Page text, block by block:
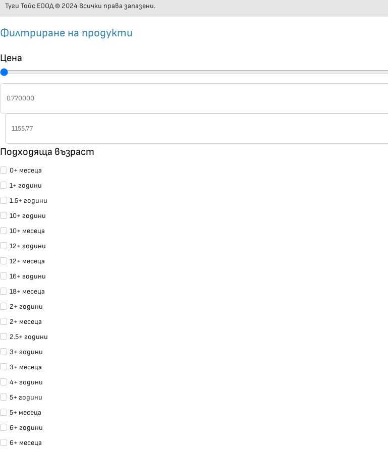
Туги Тойс ЕООД © 2024 Всички права запазени.
Филтриране на продукти
Цена
Подходяща възраст
0+ месеца
1+ години
1.5+ години
10+ години
10+ месеца
12+ години
12+ месеца
16+ години
18+ месеца
2+ години
2+ месеца
2.5+ години
3+ години
3+ месеца
4+ години
5+ години
5+ месеца
6+ години
6+ месеца